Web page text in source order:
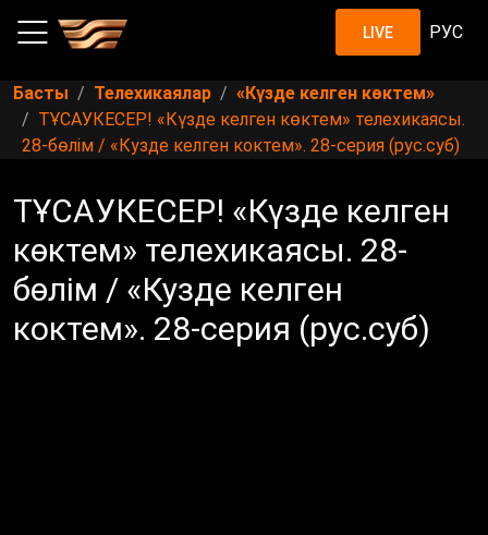
LIVE РУС
Басты Телехикаялар
«Күзде келген көктем»
ТҰСАУКЕСЕР! «Күзде келген көктем» телехикаясы.
28-бөлім / «Кузде келген коктем». 28-серия (рус.суб)
ТҰСАУКЕСЕР! «Күзде келген
көктем» телехикаясы. 28-
бөлім / «Кузде келген
коктем». 28-серия (рус.суб)